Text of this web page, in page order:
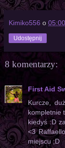
Kimiko556 o 05:00
Udostępnij
8 komentarzy:
First Aid
Kurcze,
kompletnie
kiedyś :D
<3
miejscu ;D